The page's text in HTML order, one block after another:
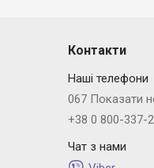
Контакти
Наші телефони
067 Показати
+38 0 800-337-
Чат з нами